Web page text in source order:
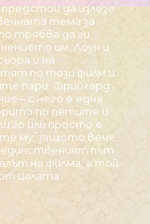
да излезе
тема за
трябва да ги
им. Лоун и
и на
по този филм и
пари. Фрийгард
– с него е една
по петите и
го или просто е
му, защото вече
единственият път
на филма, а той
цялата